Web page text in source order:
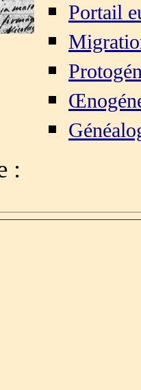
Portail
: